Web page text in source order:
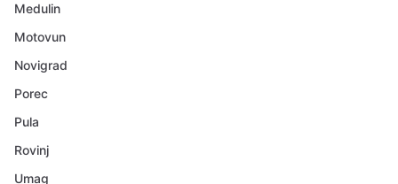
Medulin
Motovun
Novigrad
Porec
Pula
Rovinj
Umag